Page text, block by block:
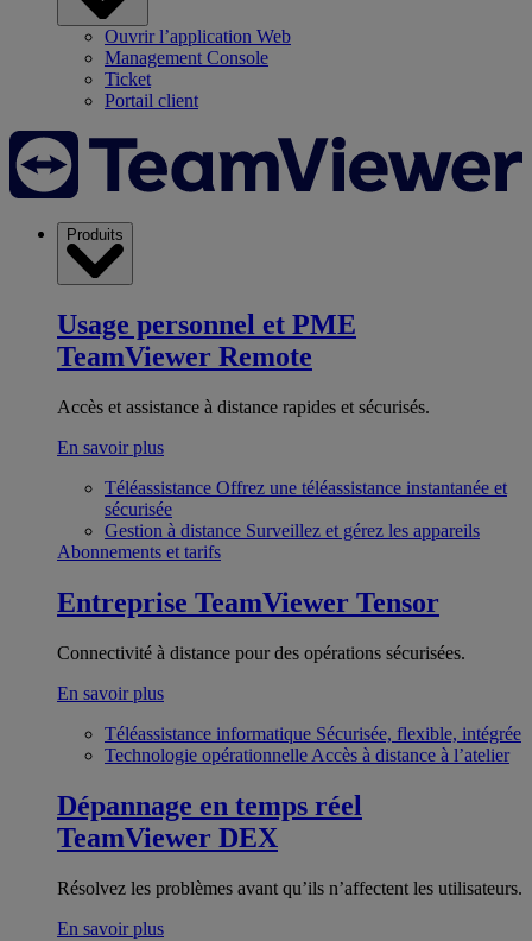
Ouvrir l’application Web
Management Console
Ticket
Portail client
Produits
Usage personnel et PME
TeamViewer Remote
Accès et assistance à distance rapides et sécurisés.
En savoir plus
Téléassistance Offrez une téléassistance instantanée et
sécurisée
Gestion à distance Surveillez et gérez les appareils
Abonnements et tarifs
Entreprise TeamViewer Tensor
Connectivité à distance pour des opérations sécurisées.
En savoir plus
Téléassistance informatique Sécurisée, flexible, intégrée
Technologie opérationnelle Accès à distance à l’atelier
Dépannage en temps réel
TeamViewer DEX
Résolvez les problèmes avant qu’ils n’affectent les utilisateurs.
En savoir plus